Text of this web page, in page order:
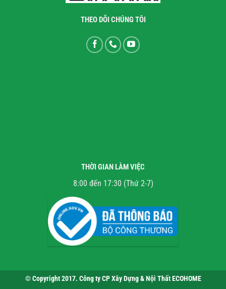
THEO DÕI CHÚNG TÔI
THỜI GIAN LÀM VIỆC
8:00 đến 17:30 (Thứ 2-7)
© Copyright 2017. Công ty CP Xây Dựng & Nội Thất ECOHOME